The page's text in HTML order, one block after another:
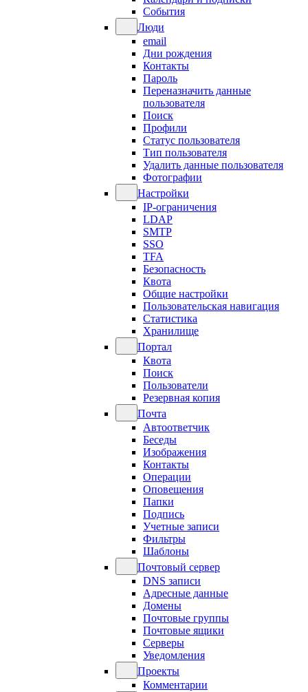
События
Люди
email
Дни рождения
Контакты
Пароль
Переназначить данные
пользователя
Поиск
Профили
Статус пользователя
Тип пользователя
Удалить данные пользователя
Фотографии
Настройки
IP-ограничения
LDAP
SMTP
SSO
TFA
Безопасность
Квота
Общие настройки
Пользовательская навигация
Статистика
Хранилище
Портал
Квота
Поиск
Пользователи
Резервная копия
Почта
Автоответчик
Беседы
Изображения
Контакты
Операции
Оповещения
Папки
Подпись
Учетные записи
Фильтры
Шаблоны
Почтовый сервер
DNS записи
Адресные данные
Домены
Почтовые группы
Почтовые ящики
Серверы
Уведомления
Проекты
Комментарии